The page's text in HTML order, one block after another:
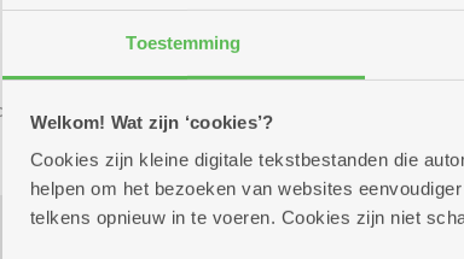
Toestemming
Welkom! Wat zijn ‘cookies’?
Cookies zijn kleine digitale tekstbestanden die
helpen om het bezoeken van websites
telkens opnieuw in te voeren. Cookies zijn niet
Cultuur en film Optreden